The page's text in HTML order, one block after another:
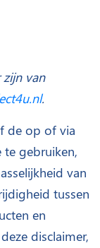
van
.
de op of via
gebruiken,
van
tussen
en
disclaimer,